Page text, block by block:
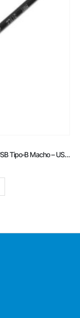
Cable USB 2.0 Impresora Aisens A101-0006/ USB Tipo-B Macho – USB Macho/ Hasta 2.5W/ 60Mbps/ 1.8m/ Negro